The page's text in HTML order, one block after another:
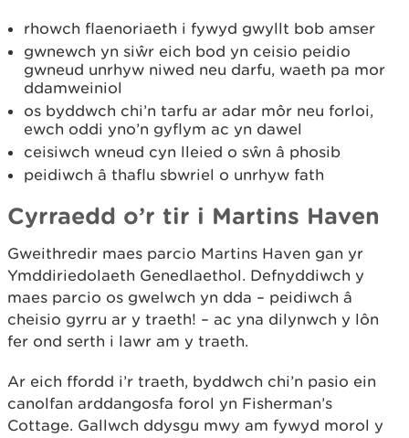
rhowch flaenoriaeth i fywyd gwyllt bob amser
gwnewch yn siŵr eich bod yn ceisio peidio
gwneud unrhyw niwed neu darfu, waeth pa mor
ddamweiniol
os byddwch chi’n tarfu ar adar môr neu forloi,
ewch oddi yno’n gyflym ac yn dawel
ceisiwch wneud cyn lleied o sŵn â phosib
peidiwch â thaflu sbwriel o unrhyw fath
Cyrraedd o’r tir i Martins Haven
Gweithredir maes parcio Martins Haven gan yr
Ymddiriedolaeth Genedlaethol. Defnyddiwch y
maes parcio os gwelwch yn dda – peidiwch â
cheisio gyrru ar y traeth! – ac yna dilynwch y lôn
fer ond serth i lawr am y traeth.
Ar eich ffordd i’r traeth, byddwch chi’n pasio ein
canolfan arddangosfa forol yn Fisherman’s
Cottage. Gallwch ddysgu mwy am fywyd morol y